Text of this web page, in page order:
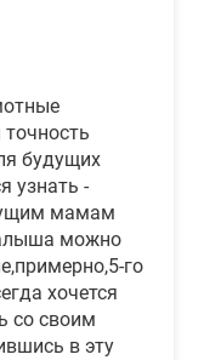
будущих
узнать -
мамам
можно
го
хочется
со своим
в эту